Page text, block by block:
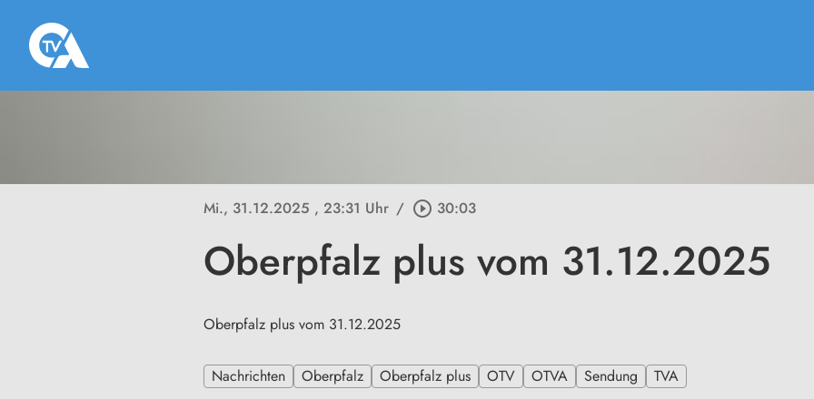
Mi., 31.12.2025 , 23:31 Uhr / play_circle_outline 30:03
Oberpfalz plus vom 31.12.2025
Oberpfalz plus vom 31.12.2025
Nachrichten Oberpfalz Oberpfalz plus OTV OTVA Sendung TVA